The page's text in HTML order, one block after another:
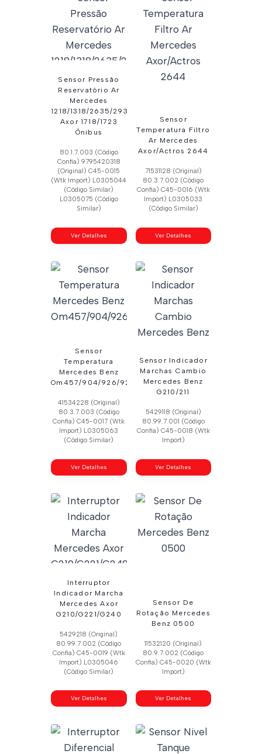
Sensor Pressão
Reservatório Ar
Mercedes
1218/1318/2635/2933
Axor 1718/1723
Ônibus
80.1.7.003 (Código
Confia) 9795420318
(Original) C45-0015
(Wtk Import) L0305044
(Código Similar)
L0305075 (Código
Similar)
Ver Detalhes
Sensor
Temperatura Filtro
Ar Mercedes
Axor/Actros 2644
71531128 (Original)
80.3.7.002 (Código
Confia) C45-0016 (Wtk
Import) L0305033
(Código Similar)
Ver Detalhes
Sensor
Temperatura
Mercedes Benz
Om457/904/926/924
41534228 (Original)
80.3.7.003 (Código
Confia) C45-0017 (Wtk
Import) L0305063
(Código Similar)
Ver Detalhes
Sensor Indicador
Marchas Cambio
Mercedes Benz
G210/211
5429118 (Original)
80.99.7.001 (Código
Confia) C45-0018 (Wtk
Import)
Ver Detalhes
Interruptor
Indicador Marcha
Mercedes Axor
G210/G221/G240
5429218 (Original)
80.99.7.002 (Código
Confia) C45-0019 (Wtk
Import) L0305046
(Código Similar)
Ver Detalhes
Sensor De
Rotação Mercedes
Benz 0500
11532120 (Original)
80.9.7.002 (Código
Confia) C45-0020 (Wtk
Import)
Ver Detalhes